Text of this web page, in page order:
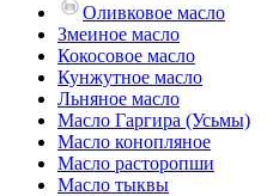
Оливковое масло
Змеиное масло
Кокосовое масло
Кунжутное масло
Льняное масло
Масло Гаргира (Усьмы)
Масло конопляное
Масло расторопши
Масло тыквы